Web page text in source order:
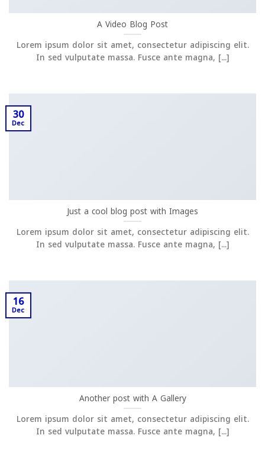
A Video Blog Post
Lorem ipsum dolor sit amet, consectetur adipiscing elit.
In sed vulputate massa. Fusce ante magna, [...]
Just a cool blog post with Images
Lorem ipsum dolor sit amet, consectetur adipiscing elit.
In sed vulputate massa. Fusce ante magna, [...]
30
Dec
Another post with A Gallery
Lorem ipsum dolor sit amet, consectetur adipiscing elit.
In sed vulputate massa. Fusce ante magna, [...]
16
Dec